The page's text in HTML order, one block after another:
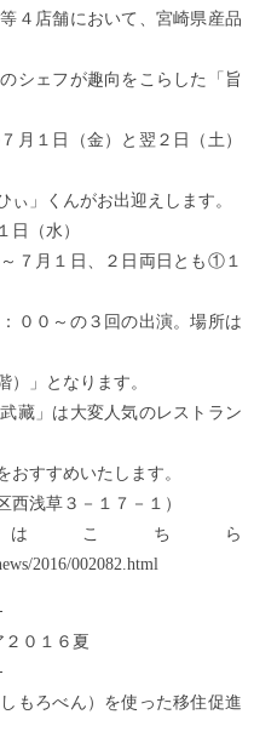
４店舗において、宮崎県産品
シェフが趣向をこらした「旨
月１日（金）と翌２日（土）
ぃ」くんがお出迎えします。
（水）
１日、２日両日とも①１
～の３回の出演。場所は
となります。
は大変人気のレストラン
めいたします。
浅草３－１７－１）
こちら
2016/002082.html
０１６夏
もろべん）を使った移住促進